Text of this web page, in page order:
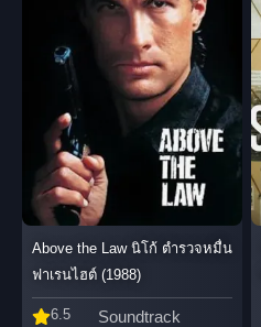
Above the Law นิโก้ ตำรวจหมื่น
ฟาเรนไฮต์ (1988)
6.5 Soundtrack